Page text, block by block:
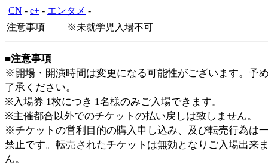
CN - e+ - エンタメ -
注意事項
※未就学児入場不可
■注意事項
※開場・開演時間は変更になる可能性がございます。予
了承ください。
※入場券 1枚につき 1名様のみご入場できます。
※主催都合以外でのチケットの払い戻しは致しません。
※チケットの営利目的の購入申し込み、及び転売行為は
禁止です。転売されたチケットは無効となりご入場出来
ん。